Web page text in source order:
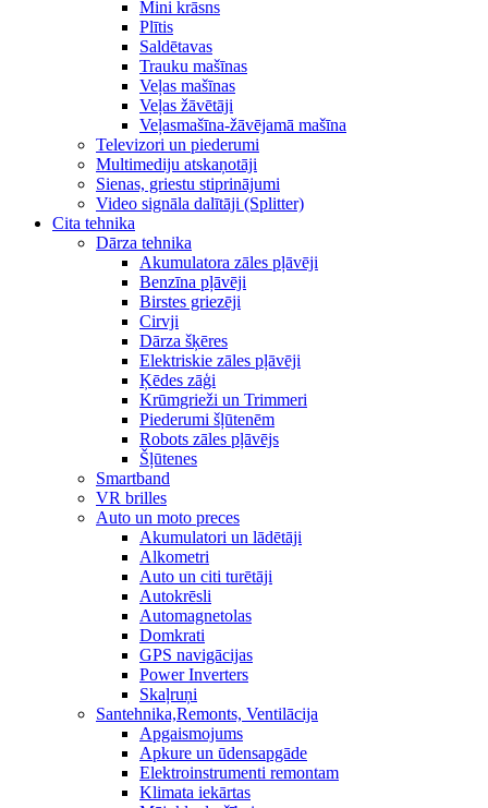
Mini krāsns
Plītis
Saldētavas
Trauku mašīnas
Veļas mašīnas
Veļas žāvētāji
Veļasmašīna-žāvējamā mašīna
Televizori un piederumi
Multimediju atskaņotāji
Sienas, griestu stiprinājumi
Video signāla dalītāji (Splitter)
Cita tehnika
Dārza tehnika
Akumulatora zāles pļāvēji
Benzīna pļāvēji
Birstes griezēji
Cirvji
Dārza šķēres
Elektriskie zāles pļāvēji
Ķēdes zāģi
Krūmgrieži un Trimmeri
Piederumi šļūtenēm
Robots zāles pļāvējs
Šļūtenes
Smartband
VR brilles
Auto un moto preces
Akumulatori un lādētāji
Alkometri
Auto un citi turētāji
Autokrēsli
Automagnetolas
Domkrati
GPS navigācijas
Power Inverters
Skaļruņi
Santehnika,Remonts, Ventilācija
Apgaismojums
Apkure un ūdensapgāde
Elektroinstrumenti remontam
Klimata iekārtas